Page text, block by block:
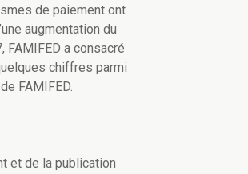
de paiement ont
augmentation du
FAMIFED a consacré
chiffres parmi
FAMIFED.
et de la publication